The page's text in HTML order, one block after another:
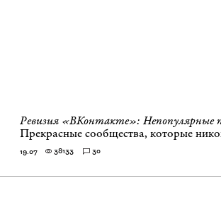
Ревизия «ВКонтакте»: Непопулярные
Прекрасные сообщества, которые
19.07 38133 30